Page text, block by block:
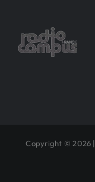
Copyright © 2026 |